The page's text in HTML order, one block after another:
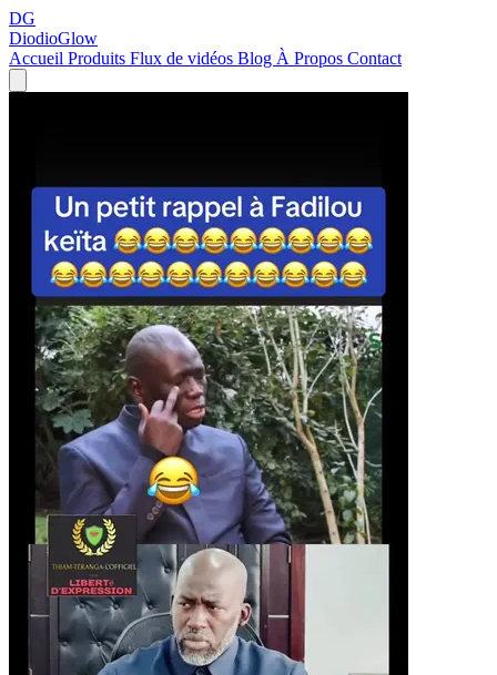
DG
DiodioGlow
Accueil Produits Flux de vidéos Blog À Propos Contact